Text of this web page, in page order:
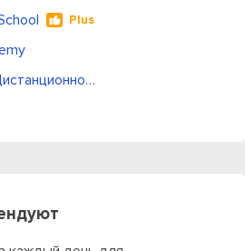
Plus
Green Forest. Дистанционное обучение